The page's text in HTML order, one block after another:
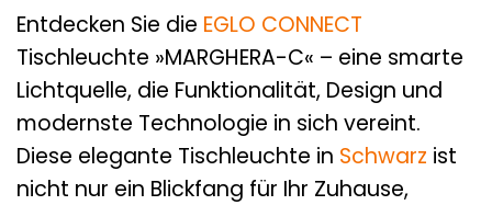
Entdecken Sie die EGLO CONNECT
Tischleuchte »MARGHERA-C« – eine smarte
Lichtquelle, die Funktionalität, Design und
modernste Technologie in sich vereint.
Diese elegante Tischleuchte in Schwarz ist
nicht nur ein Blickfang für Ihr Zuhause,